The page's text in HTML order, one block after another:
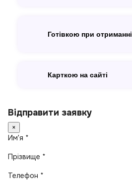
Готівкою при отриманні
Карткою на сайті
Відправити заявку
×
Имʼя *
Прізвище *
Телефон *